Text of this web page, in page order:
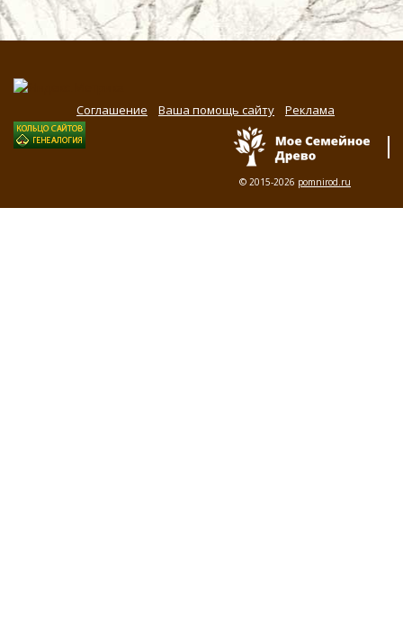
Соглашение Ваша помощь сайту Реклама
© 2015-2026 pomnirod.ru